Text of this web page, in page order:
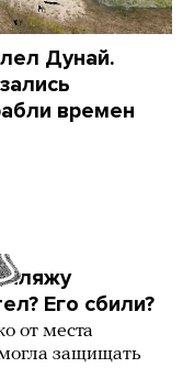
Дунай.
времен
пляжу
Его сбили?
от места
защищать